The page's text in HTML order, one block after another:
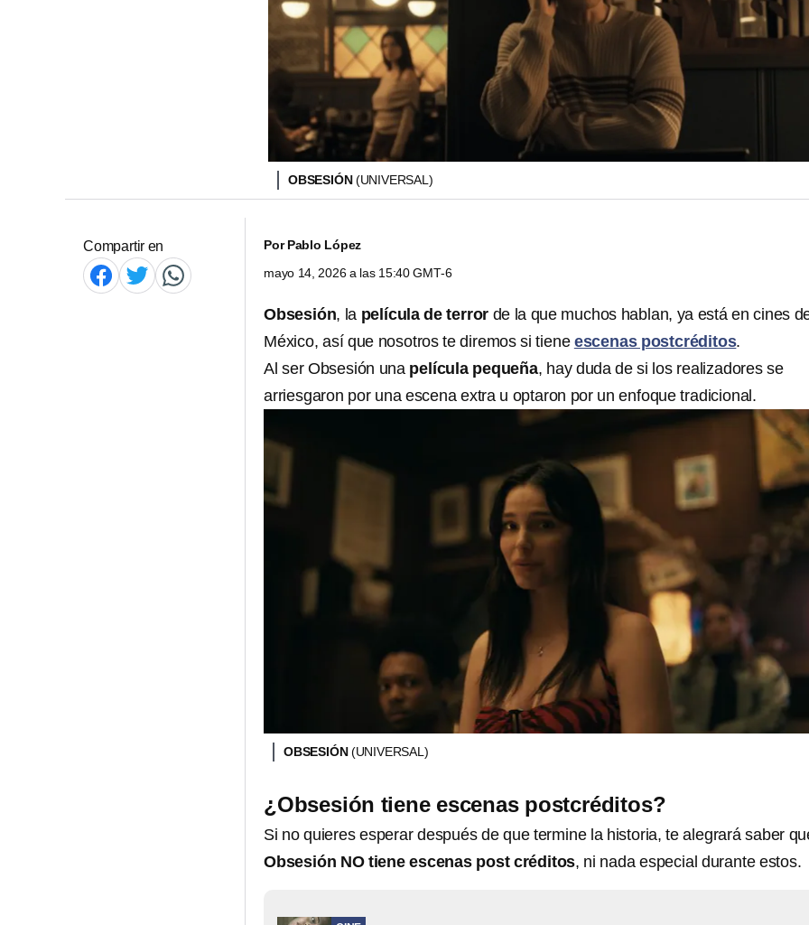
OBSESIÓN(UNIVERSAL)
Compartir en PorPablo López
mayo 14, 2026 a las 15:40 GMT-6
Obsesión, la película de terror de la que muchos hablan, ya está en cines
México, así que nosotros te diremos si tiene escenas postcréditos.
Al ser Obsesión una película pequeña, hay duda de si los realizadores se
arriesgaron por una escena extra u optaron por un enfoque tradicional.
OBSESIÓN(UNIVERSAL)
¿Obsesión tiene escenas postcréditos?
Si no quieres esperar después de que termine la historia, te alegrará saber
Obsesión NO tiene escenas post créditos, ni nada especial durante estos.